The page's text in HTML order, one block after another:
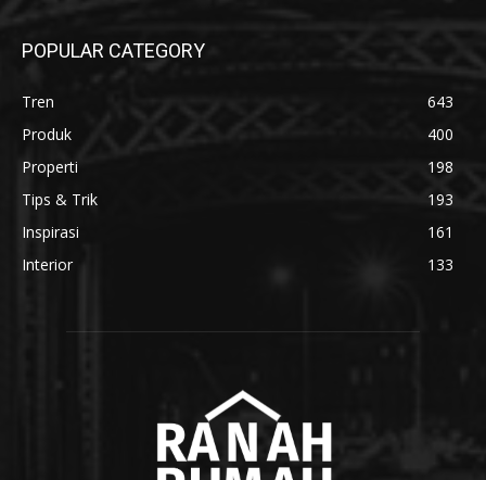
POPULAR CATEGORY
Tren
643
Produk
400
Properti
198
Tips & Trik
193
Inspirasi
161
Interior
133